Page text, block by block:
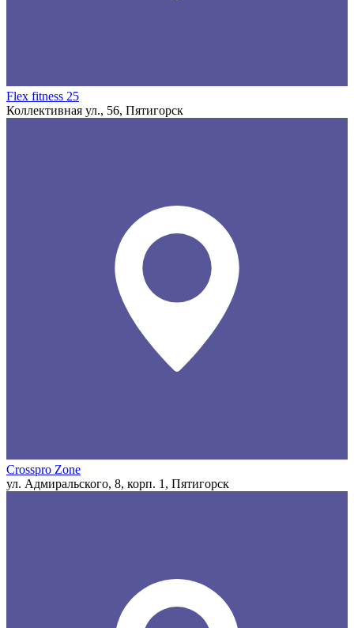
Flex fitness 25
Коллективная ул., 56, Пятигорск
Crosspro Zone
ул. Адмиральского, 8, корп. 1, Пятигорск